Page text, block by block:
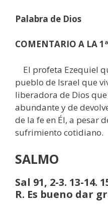
Palabra de Dios
COMENTARIO A LA
El profeta Ezequiel
pueblo de Israel que
liberadora de Dios
abundante y de
de la fe en Él, a pesar
sufrimiento cotidiano.
SALMO
Sal 91, 2-3. 13-14.
R. Es bueno dar